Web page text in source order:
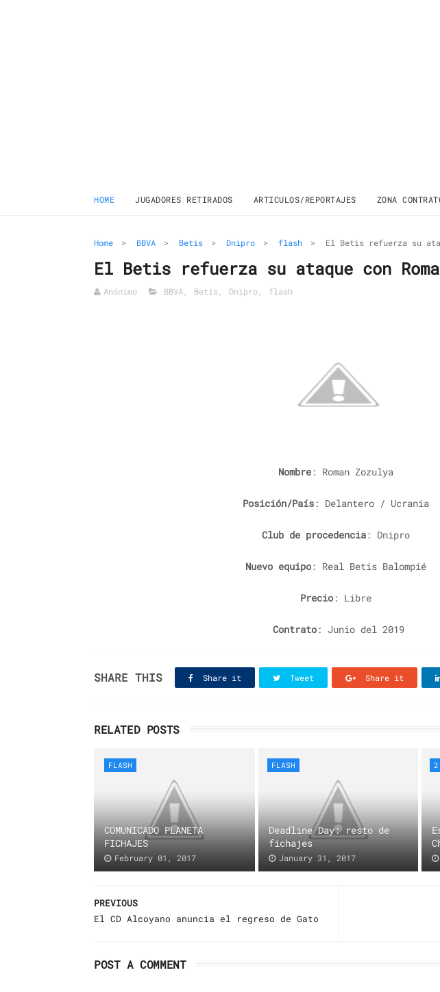
HOME JUGADORES RETIRADOS ARTICULOS/REPORTAJES ZONA
Home > BBVA > Betis > Dnipro > flash > El Betis refuerza su
El Betis refuerza su ataque con
Anónimo BBVA Betis Dnipro flash
Nombre: Roman Zozulya
Posición/País: Delantero / Ucrania
Club de procedencia: Dnipro
Nuevo equipo: Real Betis Balompié
Precio: Libre
Contrato: Junio del 2019
SHARE THIS Share it Tweet Share it
RELATED POSTS
FLASH
COMUNICADO PLANETA
FICHAJES
February 01, 2017
FLASH
Deadline Day: resto de
fichajes
January 31, 2017
PREVIOUS
El CD Alcoyano anuncia el regreso de Gato
POST A COMMENT